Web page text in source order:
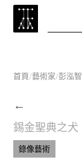
首頁/藝術家/彭泓智
←
錫金聖典之犬
錄像藝術